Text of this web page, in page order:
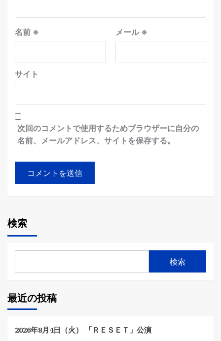
名前 ※ メール※
サイト
次回のコメントで使用するためブラウザーに自分の
名前、メールアドレス、サイトを保存する。
検索
検索
最近の投稿
2026年8月4日（火） 「ＲＥＳＥＴ」公演